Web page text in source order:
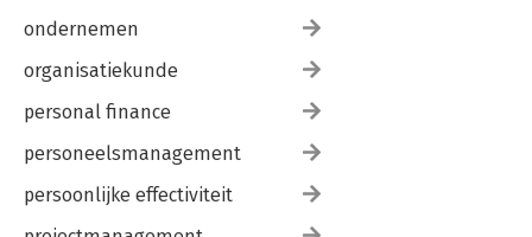
ondernemen
organisatiekunde
personal finance
personeelsmanagement
persoonlijke effectiviteit